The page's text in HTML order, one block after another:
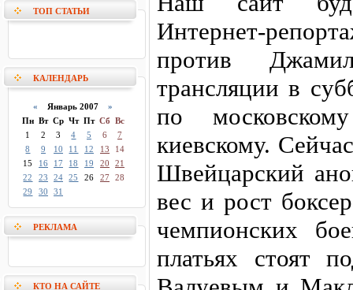
ТОП СТАТЬИ
КАЛЕНДАРЬ
« Январь 2007»
Пн Вт Ср Чт Пт Сб Вс
1
2 3 4 5 6
7
8
9 10 11 12 13
14
15
16 17 18 19 20
21
22
23 24 25 26 27
28
29
30 31
РЕКЛАМА
КТО НА САЙТЕ
Интернет-
против
трансляции в
по
киевскому.
Швейцарский
вес и рост
чемпионских
платьях стоят